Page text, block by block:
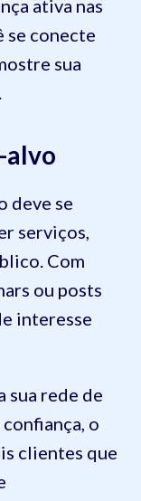
ativa nas
se conecte
sua
alvo
deve se
serviços,
Com
ou posts
interesse
sua rede de
o
clientes que